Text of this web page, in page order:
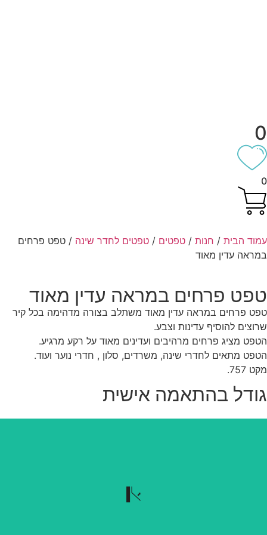
הבית/חנות/טפטים/טפטים לחדר שינה/ טפט פרחים
עדין מאוד
פרחים במראה עדין מאוד
פרחים במראה עדין מאוד משתלב בצורה מדהימה בכל קיר
להוסיף עדינות וצבע.
מציג פרחים מרהיבים ועדינים מאוד על רקע מרגיע.
מתאים לחדרי שינה, משרדים, סלון , חדרי נוער ועוד.
757.
בהתאמה אישית
נשלף בקלות